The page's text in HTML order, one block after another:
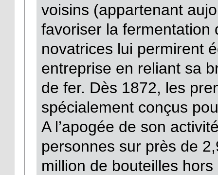
voisins (appartenant
favoriser la fermentation
novatrices lui permirent
entreprise en reliant sa
de fer. Dès 1872, les
spécialement conçus
A l’apogée de son
personnes sur près de
million de bouteilles hors